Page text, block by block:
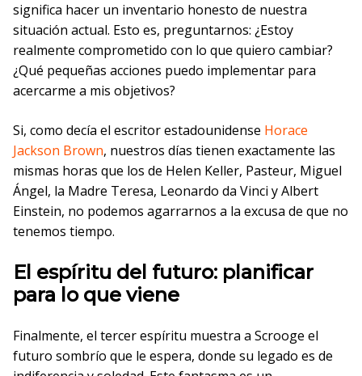
significa hacer un inventario honesto de nuestra
situación actual. Esto es, preguntarnos: ¿Estoy
realmente comprometido con lo que quiero cambiar?
¿Qué pequeñas acciones puedo implementar para
acercarme a mis objetivos?
Si, como decía el escritor estadounidense Horace
Jackson Brown, nuestros días tienen exactamente las
mismas horas que los de Helen Keller, Pasteur, Miguel
Ángel, la Madre Teresa, Leonardo da Vinci y Albert
Einstein, no podemos agarrarnos a la excusa de que no
tenemos tiempo.
El espíritu del futuro: planificar
para lo que viene
Finalmente, el tercer espíritu muestra a Scrooge el
futuro sombrío que le espera, donde su legado es de